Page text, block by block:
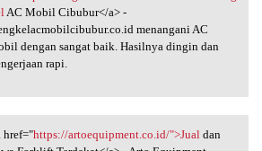
AC Mobil Cibubur</a> -
menangani AC
dengan sangat baik. Hasilnya dingin dan
rapi.
href="https://artoequipment.co.id/">Jualdan